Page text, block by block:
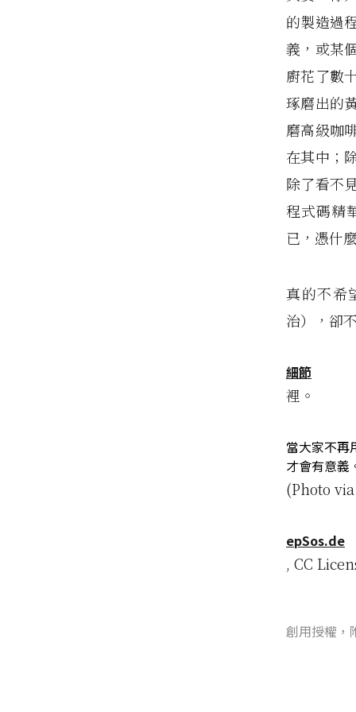
的製造過
義，或某
廚花了數
琢磨出的
磨高級咖
在其中；
除了看不
程式碼精
已，憑什
真的不希
治），卻
細節
裡。
當大家不再
才會有意義
(Photo
epSos.de
, CC
創用授權，